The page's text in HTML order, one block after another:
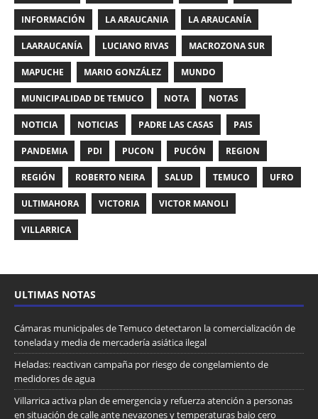
INFORMACIÓN LA ARAUCANIA LA ARAUCANÍA
LAARAUCANÍA LUCIANO RIVAS MACROZONA SUR
MAPUCHE MARIO GONZÁLEZ MUNDO
MUNICIPALIDAD DE TEMUCO NOTA NOTAS
NOTICIA NOTICIAS PADRE LAS CASAS PAIS
PANDEMIA PDI PUCON PUCÓN REGION
REGIÓN ROBERTO NEIRA SALUD TEMUCO UFRO
ULTIMAHORA VICTORIA VICTOR MANOLI
VILLARRICA
ULTIMAS NOTAS
Cámaras municipales de Temuco detectaron la comercialización de
tonelada y media de mercadería asiática ilegal
Heladas: reactivan campaña por riesgo de congelamiento de
medidores de agua
Villarrica activa plan de emergencia y refuerza atención a personas
en situación de calle ante nevazones y temperaturas bajo cero